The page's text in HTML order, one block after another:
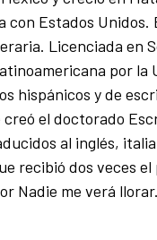
Estados Unidos.
Licenciada en
por la
hispánicos y de
el doctorado
al inglés,
recibió dos veces
Nadie me verá